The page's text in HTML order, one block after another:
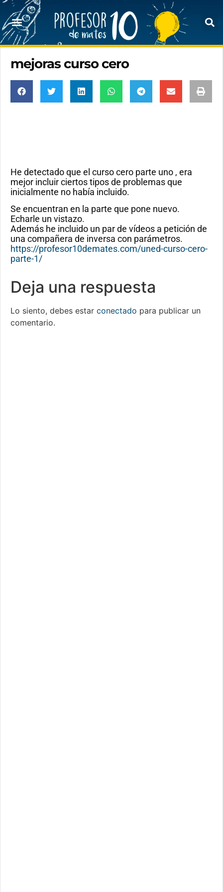
mejoras curso cero
He detectado que el curso cero parte uno , era
mejor incluir ciertos tipos de problemas que
inicialmente no había incluido.
Se encuentran en la parte que pone nuevo.
Echarle un vistazo.
Además he incluido un par de vídeos a petición de
una compañera de inversa con parámetros.
https://profesor10demates.com/uned-curso-cero-
parte-1/
Deja una respuesta
Lo siento, debes estar conectado para publicar un
comentario.